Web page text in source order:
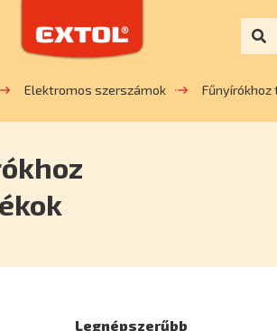
Elektromos szerszámok
Legnépszerűbb